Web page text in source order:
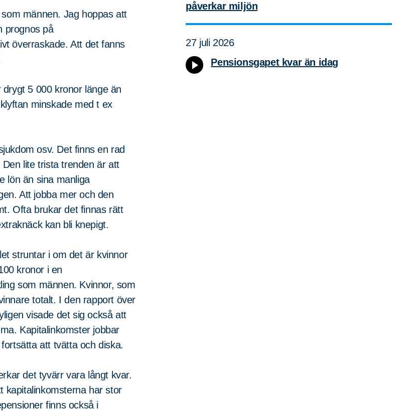
påverkar miljön
27 juli 2026
Pensionsgapet kvar än idag
männen. Jag hoppas att
prognos på
överraskade. Att det fanns
5 000 kronor länge än
minskade med t ex
osv. Det finns en rad
lite trista trenden är att
lön än sina manliga
Att jobba mer och den
Ofta brukar det finnas rätt
kan bli knepigt.
struntar i om det är kvinnor
kronor i en
som männen. Kvinnor, som
totalt. I den rapport över
visade det sig också att
Kapitalinkomster jobbar
att tvätta och diska.
det tyvärr vara långt kvar.
kapitalinkomsterna har stor
finns också i